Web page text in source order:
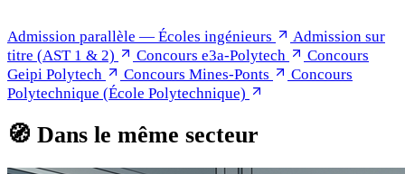
Admission parallèle — Écoles ingénieurs
Admission sur
titre (AST 1 & 2)
Concours e3a-Polytech
Concours
Geipi Polytech
Concours Mines-Ponts
Concours
Polytechnique (École Polytechnique)
🧭 Dans le même secteur